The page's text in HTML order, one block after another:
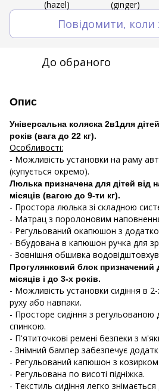
Повідомити, коли
До обраного
Опис
Універсальна коляска 2в1для
років (вага до 22 кг).
Особливості:
- Можливість установки на раму
(купується окремо).
Люлька призначена для дітей від
місяців (вагою до 9-ти кг).
- Простора люлька зі складною
- Матрац з поролоновим
- Регульований окапюшон з
- Вбудована в капюшон ручка для
- Зовнішня обшивка
Прогулянковий блок призначений
місяців і до 3-х років.
- Можливість установки сидіння в
руху або навпаки.
- Просторе сидіння з
спинкою.
- П'ятиточкові ремені безпеки з
- Знімний бампер забезпечує
- Регульований капюшон з козирком
- Регульована по висоті підніжка.
- Текстиль сидіння легко